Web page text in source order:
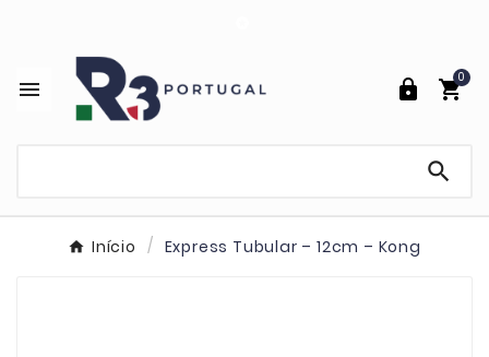
  
0

Início Express Tubular – 12cm – Kong